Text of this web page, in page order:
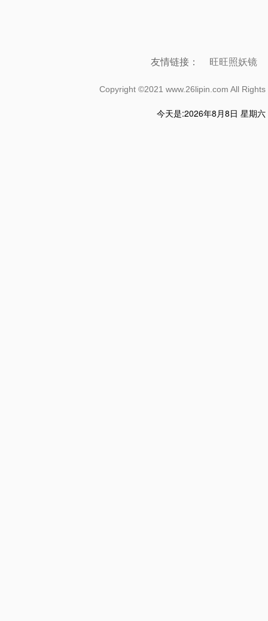
友情链接： 旺旺照妖镜
Copyright ©2021 www.26lipin.com All
今天是:2026年8月8日 星期六